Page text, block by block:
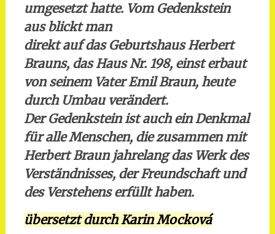
umgesetzt hatte. Vom Gedenkstein
aus blickt man
direkt auf das Geburtshaus Herbert
Brauns, das Haus Nr. 198, einst erbaut
von seinem Vater Emil Braun, heute
durch Umbau verändert.
Der Gedenkstein ist auch ein Denkmal
für alle Menschen, die zusammen mit
Herbert Braun jahrelang das Werk des
Verständnisses, der Freundschaft und
des Verstehens erfüllt haben.
übersetzt durch Karin Mocková